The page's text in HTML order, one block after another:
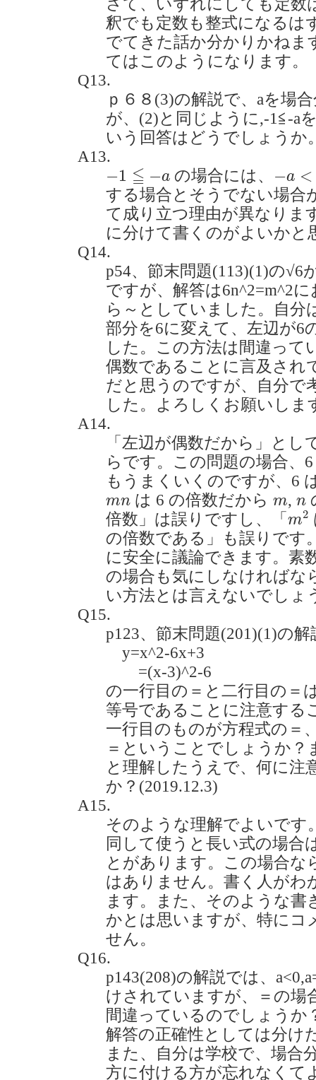
さて、いずれにしても定数
釈でも定数も整式になるは
でてきた話か分かりかねま
てはこのようになります。
Q13.
ｐ６８(3)の解説で、aを場
が、(2)と同じように,-1≦-a
いう回答はどうでしょうか
A13.
−1 ≦ −a
− 1 ≦− の場合には、 −a <
a< x
する場合とそうでない場合
て成り立つ理由が異なりま
に分けて書くのがよいかと
Q14.
p54、節末問題(113)(1)の√6
ですが、解答は6n^2=m^2
ら～としていました。自分
部分を6に変えて、左辺が6
した。この方法は間違っ
偶数であることに言及され
だと思うのですが、自分で
した。よろしくお願いしま
A14.
「左辺が偶数だから」と
らです。この問題の場合、
もうまくいくのですが、6
mn
mn は 6 の倍数だから m
m, n
n
倍数」は誤りですし、「 m2
m2
の倍数である」も誤りです
に安全に議論できます。素
の場合も気にしなければな
い方法とは言えないでしょ
Q15.
p123、節末問題(201)(1)の
y=x^2-6x+3
=(x-3)^2-6
の一行目の＝と二行目の＝
等号であることに注意する
一行目のものが方程式の＝
＝ということでしょうか
と理解したうえで、何に注
か？(2019.12.3)
A15.
そのような理解でよいです
同して使うと長い式の場合
とがあります。この場合な
はありません。書く人がわ
ます。また、そのような
かとは思いますが、特にコ
せん。
Q16.
p143(208)の解説では、
けされていますが、＝の場
間違っているのでしょうか
解答の正確性としては分け
また、自分は学校で、場合
方に付ける方が忘れなくて